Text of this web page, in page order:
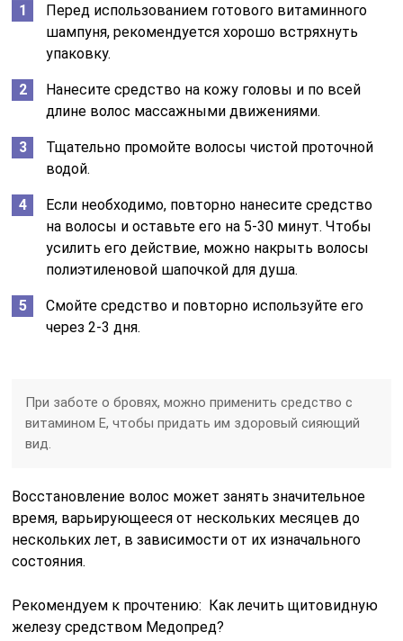
Перед использованием готового витаминного
шампуня, рекомендуется хорошо встряхнуть
упаковку.
Нанесите средство на кожу головы и по всей
длине волос массажными движениями.
Тщательно промойте волосы чистой проточной
водой.
Если необходимо, повторно нанесите средство
на волосы и оставьте его на 5-30 минут. Чтобы
усилить его действие, можно накрыть волосы
полиэтиленовой шапочкой для душа.
Смойте средство и повторно используйте его
через 2-3 дня.
При заботе о бровях, можно применить средство с
витамином Е, чтобы придать им здоровый сияющий
вид.
Восстановление волос может занять значительное
время, варьирующееся от нескольких месяцев до
нескольких лет, в зависимости от их изначального
состояния.
Рекомендуем к прочтению: Как лечить щитовидную
железу средством Медопред?